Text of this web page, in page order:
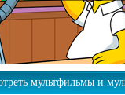
мультфильмы и